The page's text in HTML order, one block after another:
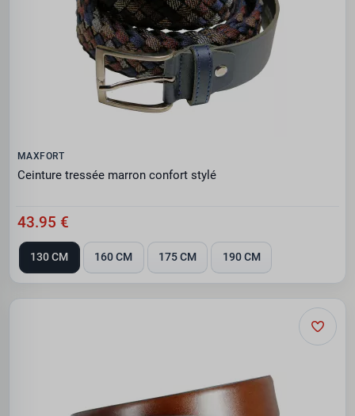
MAXFORT
Ceinture tressée marron confort stylé
43.95 €
130 CM 160 CM 175 CM 190 CM